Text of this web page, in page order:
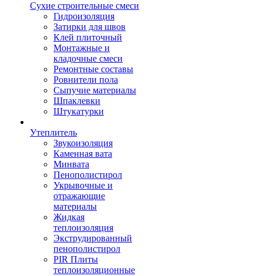
Сухие строительные смеси
Гидроизоляция
Затирки для швов
Клей плиточный
Монтажные и
кладочные смеси
Ремонтные составы
Ровнители пола
Сыпучие материалы
Шпаклевки
Штукатурки
Утеплитель
Звукоизоляция
Каменная вата
Минвата
Пенополистирол
Укрывочные и
отражающие
материалы
Жидкая
теплоизоляция
Экструдированный
пенополистирол
PIR Плиты
теплоизоляционные